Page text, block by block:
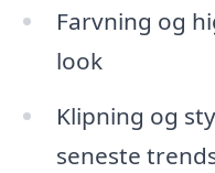
Farvning og
look
Klipning og
seneste